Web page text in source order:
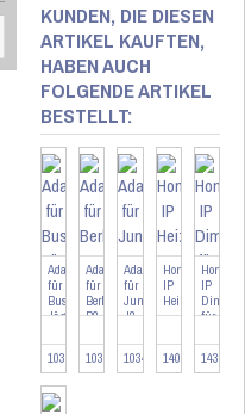
KUNDEN, DIE DIESEN
ARTIKEL KAUFTEN,
HABEN AUCH
FOLGENDE ARTIKEL
BESTELLT:
Adapter
für
Busch-
Jäger
103090
Adapter
für
Berker
B2
103263
Adapter
für
Jung
J2
103478
Homematic
IP
140280
IP
für
143166